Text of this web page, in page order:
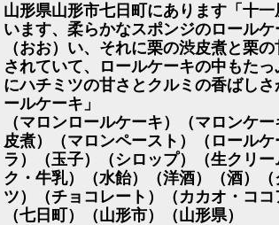
山形県山形市七日町にあります「十
います、柔らかなスポンジのロール
（おお）い、それに栗の渋皮煮と栗
されていて、ロールケーキの中もた
にハチミツの甘さとクルミの香ばし
ールケーキ」
（マロンロールケーキ）（マロンケ
皮煮）（マロンペースト）（ロール
ラ）（玉子）（シロップ）（生クリ
ク・牛乳）（水飴）（洋酒）（酒）
ツ）（チョコレート）（カカオ・ココ
（七日町）（山形市）（山形県）